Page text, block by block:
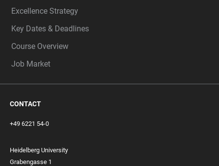
Excellence Strategy
Key Dates & Deadlines
Course Overview
Job Market
CONTACT
+49 6221 54-0
Heidelberg University
Grabengasse 1